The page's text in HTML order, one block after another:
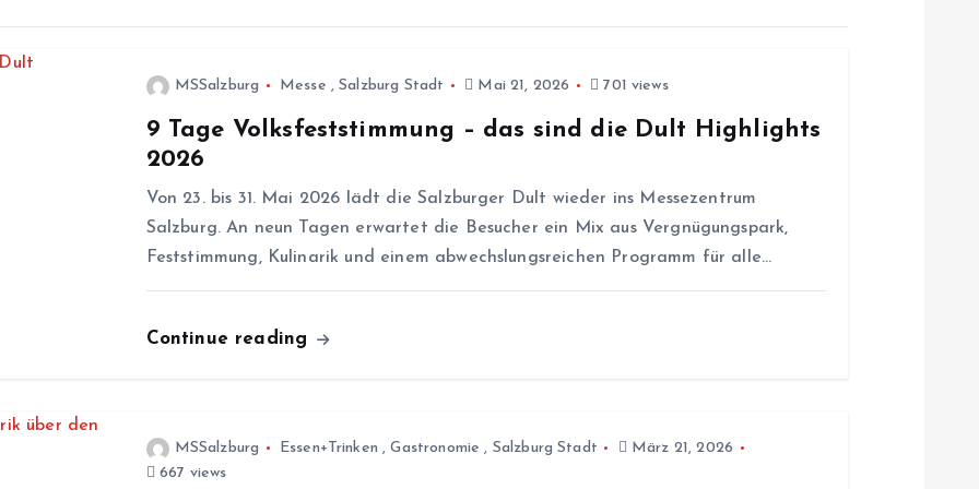
MSSalzburg Messe ,Salzburg Stadt Mai 21, 2026 701 views
9 Tage Volksfeststimmung – das sind die Dult Highlights
2026
Von 23. bis 31. Mai 2026 lädt die Salzburger Dult wieder ins Messezentrum
Salzburg. An neun Tagen erwartet die Besucher ein Mix aus Vergnügungspark,
Feststimmung, Kulinarik und einem abwechslungsreichen Programm für alle…
Continue reading
MSSalzburg Essen+Trinken ,Gastronomie , Salzburg Stadt
März 21, 2026
667 views